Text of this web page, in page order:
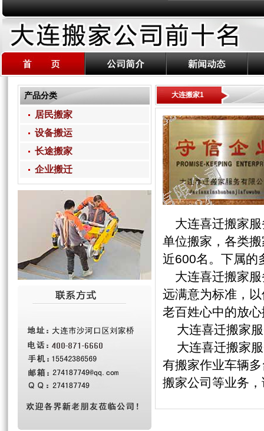
产品分类
居民搬家
设备搬运
长途搬家
企业搬迁
大连搬家1
大连喜迁搬家服
单位搬家，各类
近600名。下属的
大连喜迁搬家服
远满意为标准，
老百姓心中的放
大连喜迁搬家服
大连喜迁搬家服
有搬家作业车辆
搬家公司等业务